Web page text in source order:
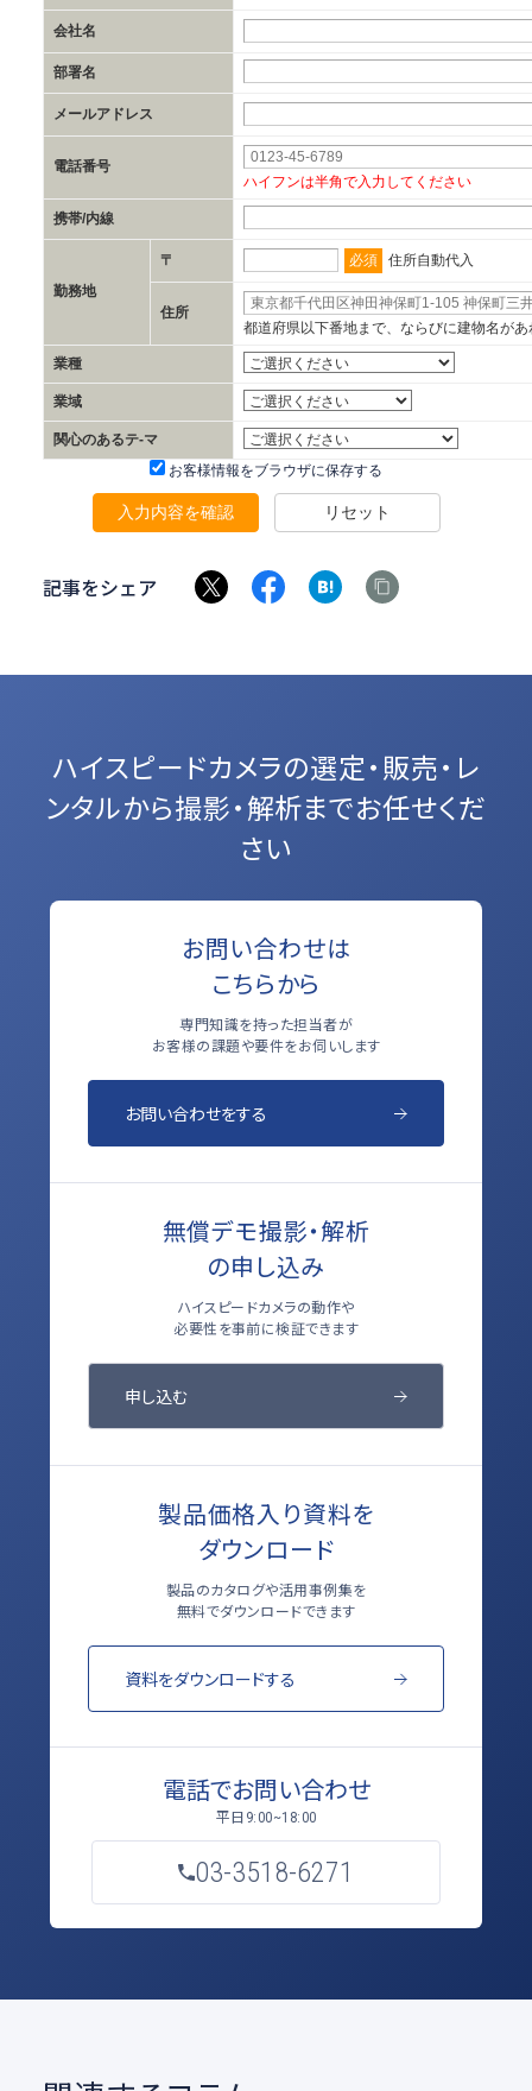
会社名
部署名
メールアドレス
電話番号
ハイフンは半角で入力してください
携帯/内線
勤務地
〒 必須 住所自動代入
住所
都道府県以下番地まで、ならびに建物名が
業種
業域
関心のあるテ-マ
お客様情報をブラウザに保存する
入力内容を確認 リセット
記事をシェア
ハイスピードカメラの選定・販売・レ
ンタルから撮影・解析までお任せくだ
さい
お問い合わせは
こちらから
専門知識を持った担当者が
お客様の課題や要件をお伺いします
お問い合わせをする
無償デモ撮影・解析
の申し込み
ハイスピードカメラの動作や
必要性を事前に検証できます
申し込む
製品価格入り資料を
ダウンロード
製品のカタログや活用事例集を
無料でダウンロードできます
資料をダウンロードする
電話でお問い合わせ
平日 9:00~18:00
03-3518-6271